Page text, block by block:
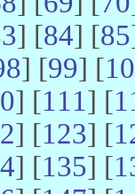
] [84] [85
] [99] [
] [111] [
] [123] [
] [135] [